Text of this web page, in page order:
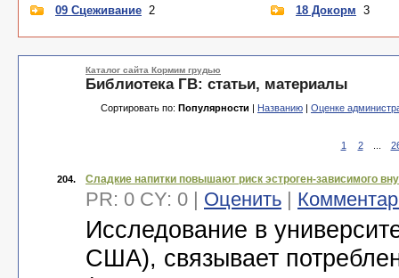
09 Сцеживание 2 18 Докорм 3
Каталог сайта Кормим грудью
Библиотека ГВ: статьи, материалы
Сортировать по: Популярности | Названию | Оценке
1 2
204. Сладкие напитки повышают риск эстроген-зависимого
PR: 0 CY: 0 | Оценить |
Исследование в
США), связывает